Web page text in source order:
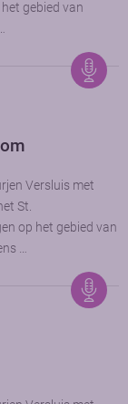
gebied van
Versluis met
St.
op het gebied van
…